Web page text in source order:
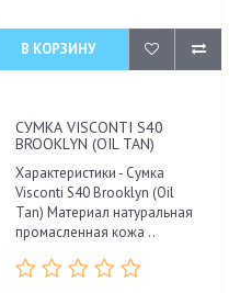
В КОРЗИНУ
СУМКА VISCONTI S40
BROOKLYN (OIL TAN)
Характеристики - Сумка
Visconti S40 Brooklyn (Oil
Tan) Материал натуральная
промасленная кожа ..